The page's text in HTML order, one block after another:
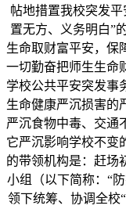
帖地措置我校突发
置无方、义务明白”
生命取财富平安，保
一切勤奋把师生生命
学校公共平安突发事
生命健康严沉损害的
严沉食物中毒、交通
它严沉影响学校不变
的带领机构是：赶场
小组（以下简称：“
领下统筹、协调全校